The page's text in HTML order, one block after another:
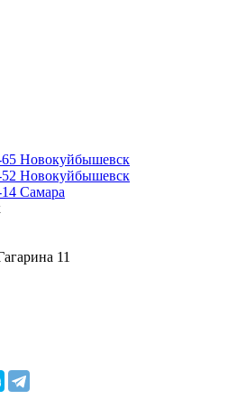
Новокуйбышевск
Новокуйбышевск
Самара
11